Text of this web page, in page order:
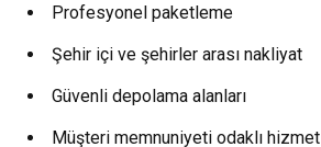
Profesyonel paketleme
Şehir içi ve şehirler arası nakliyat
Güvenli depolama alanları
Müşteri memnuniyeti odaklı hizmet